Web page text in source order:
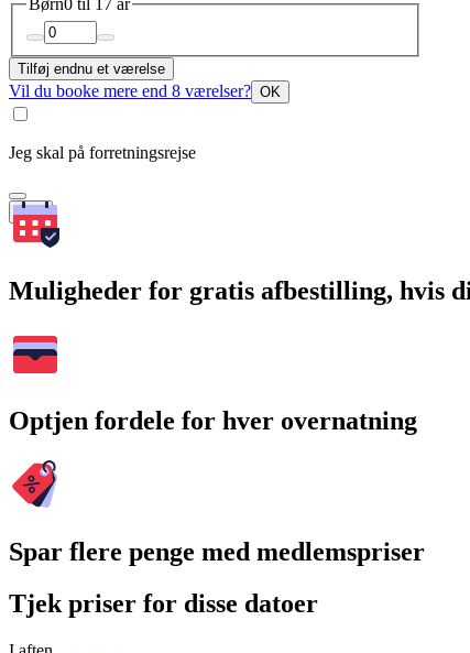
Børn0 til 17 år
Tilføj endnu et værelse
Vil du booke mere end 8 værelser? OK
Jeg skal på forretningsrejse
Søg
Muligheder for gratis afbestilling, hvis
Optjen fordele for hver overnatning
Spar flere penge med medlemspriser
Tjek priser for disse datoer